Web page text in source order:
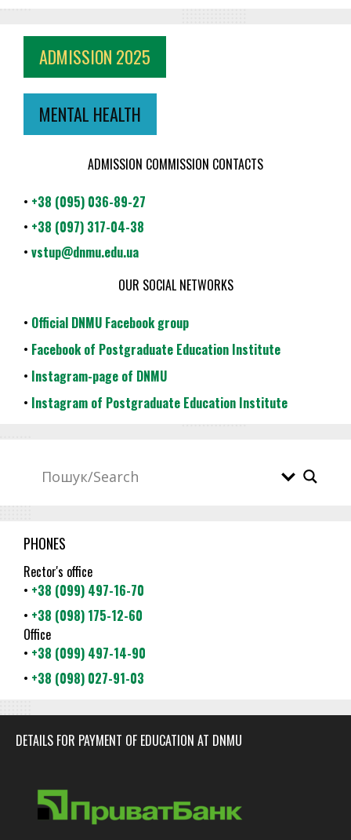
ADMISSION 2025
MENTAL HEALTH
ADMISSION COMMISSION CONTACTS
• +38 (095) 036-89-27
• +38 (097) 317-04-38
• vstup@dnmu.edu.ua
OUR SOCIAL NETWORKS
• Official DNMU Facebook group
• Facebook of Postgraduate Education Institute
• Instagram-page of DNMU
• Instagram of Postgraduate Education Institute
PHONES
Rector's office
• +38 (099) 497-16-70
• +38 (098) 175-12-60
Office
• +38 (099) 497-14-90
• +38 (098) 027-91-03
DETAILS FOR PAYMENT OF EDUCATION AT DNMU